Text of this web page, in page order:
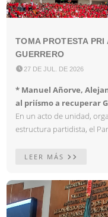
TOMA PROTESTA PRI
GUERRERO
 27 DE JUL. DE 2026
* Manuel Añorve,
al priísmo a recuperar
En un acto de unidad,
estructura partidista, el
LEER MÁS